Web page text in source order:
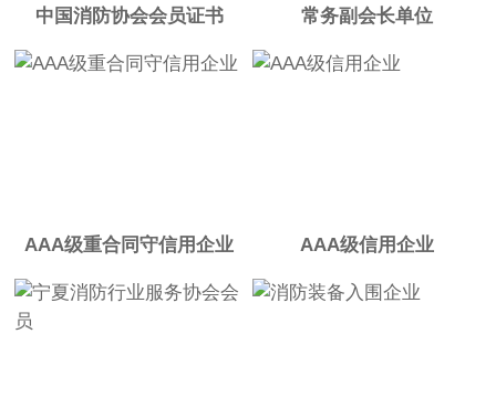
中国消防协会会员证书 常务副会长单位
AAA级重合同守信用企业 AAA级信用企业